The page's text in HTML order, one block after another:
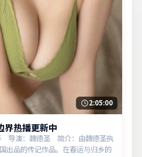
2:05:00
界热播更新中
导演：魏德圣 简介：由魏德圣执
出品的传记作品。在春运与归乡的